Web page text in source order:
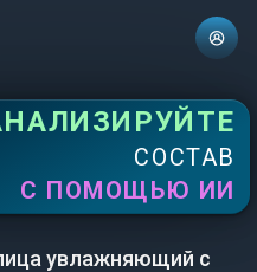
СОСТАВ
С ПОМОЩЬЮ ИИ
увлажняющий с